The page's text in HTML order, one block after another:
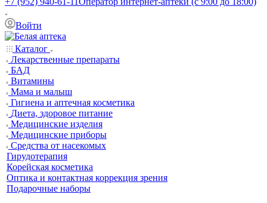
Войти
Каталог
Лекарственные препараты
БАД
Витамины
Мама и малыш
Гигиена и аптечная косметика
Диета, здоровое питание
Медицинские изделия
Медицинские приборы
Средства от насекомых
Гирудотерапия
Корейская косметика
Оптика и контактная коррекция зрения
Подарочные наборы